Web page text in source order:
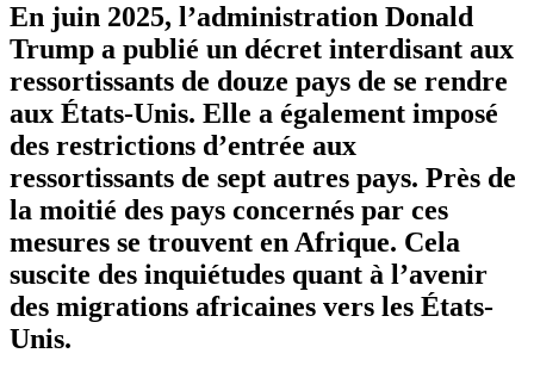
En juin 2025, l’administration Donald
Trump a publié un décret interdisant aux
ressortissants de douze pays de se rendre
aux États-Unis. Elle a également imposé
des restrictions d’entrée aux
ressortissants de sept autres pays. Près de
la moitié des pays concernés par ces
mesures se trouvent en Afrique. Cela
suscite des inquiétudes quant à l’avenir
des migrations africaines vers les États-
Unis.